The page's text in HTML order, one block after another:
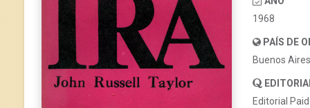
1968
PAÍS DE
Buenos
Editorial